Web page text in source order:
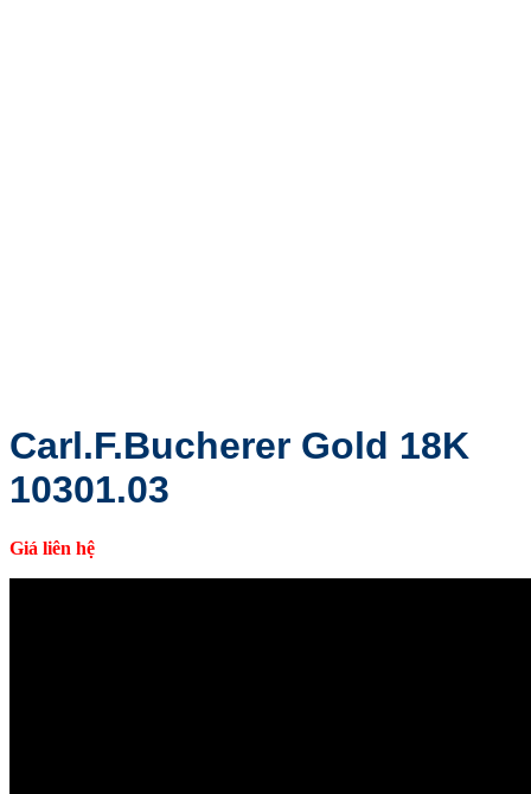
Carl.F.Bucherer Gold 18K
10301.03
Giá liên hệ